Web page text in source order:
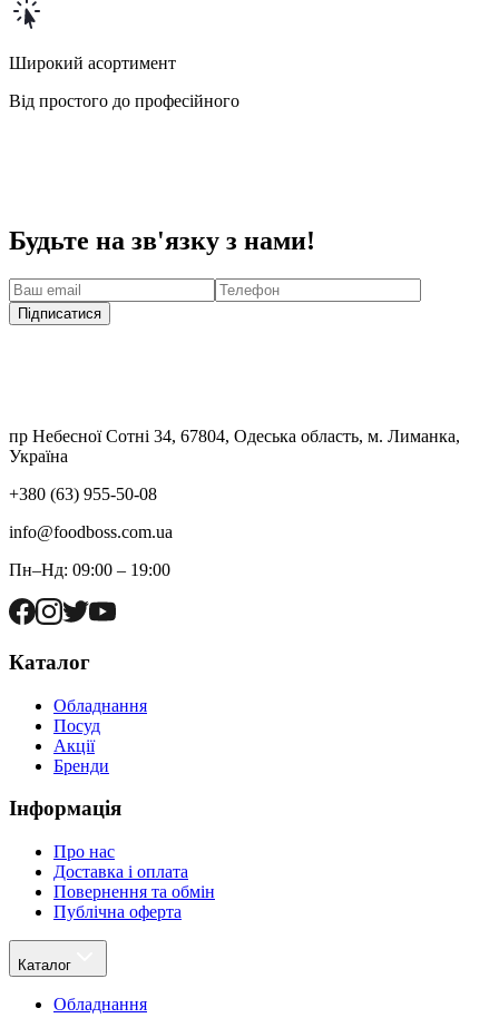
Широкий асортимент
Від простого до професійного
Будьте на зв'язку з нами!
Підписатися
пр Небесної Сотні 34, 67804, Одеська область, м. Лиманка,
Україна
+380 (63) 955-50-08
info@foodboss.com.ua
Пн–Нд: 09:00 – 19:00
Каталог
Обладнання
Посуд
Акції
Бренди
Інформація
Про нас
Доставка і оплата
Повернення та обмін
Публічна оферта
Каталог
Обладнання